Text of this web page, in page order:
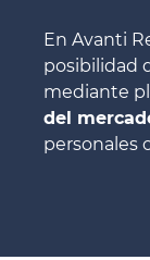
En Avanti
posibilidad
mediante
del
personales